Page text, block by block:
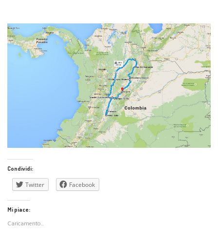
Condividi:
Twitter Facebook
Mi piace:
Caricamento...